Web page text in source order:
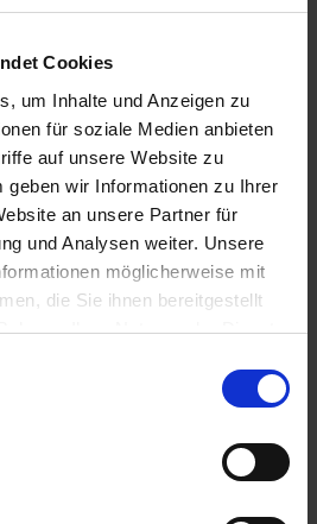
Cookies
um Inhalte und Anzeigen zu
für soziale Medien anbieten
auf unsere Website zu
geben wir Informationen zu Ihrer
an unsere Partner für
und Analysen weiter. Unsere
möglicherweise mit
die Sie ihnen bereitgestellt
Ihrer Nutzung der Dienste
Ihres individuellen Preises bitte
Ihres individuellen Preises bitte
Ihres individuellen Preises bitte